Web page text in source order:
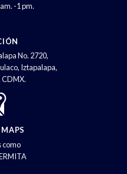
-1 pm.
No. 2720,
Iztapalapa,
CDMX.
como